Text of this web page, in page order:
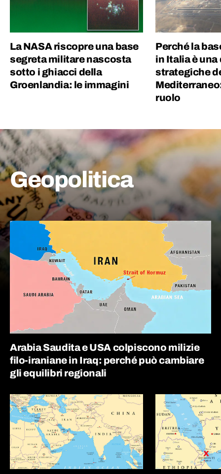
La NASA riscopre una base
segreta militare nascosta
sotto i ghiacci della
Groenlandia: le immagini
Perché la
in Italia è una
strategiche
ruolo
Geopolitica
Arabia Saudita e USA colpiscono milizie
filo-iraniane in Iraq: perché può cambiare
gli equilibri regionali